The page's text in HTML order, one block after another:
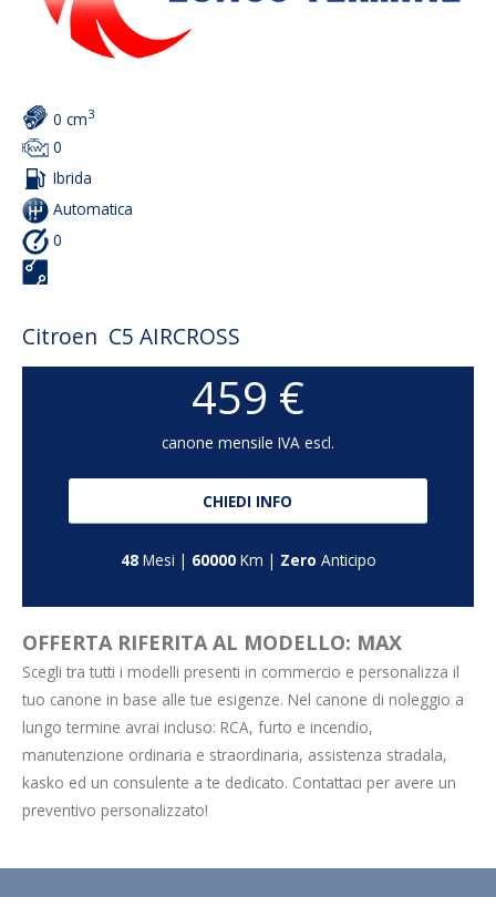
0 cm3
0
Ibrida
Automatica
0
Citroen C5 AIRCROSS
459 €
canone mensile IVA escl.
CHIEDI INFO
48Mesi | 60000Km | Zero Anticipo
OFFERTA RIFERITA AL MODELLO: MAX
Scegli tra tutti i modelli presenti in commercio e personalizza il
tuo canone in base alle tue esigenze. Nel canone di noleggio a
lungo termine avrai incluso: RCA, furto e incendio,
manutenzione ordinaria e straordinaria, assistenza stradala,
kasko ed un consulente a te dedicato. Contattaci per avere un
preventivo personalizzato!